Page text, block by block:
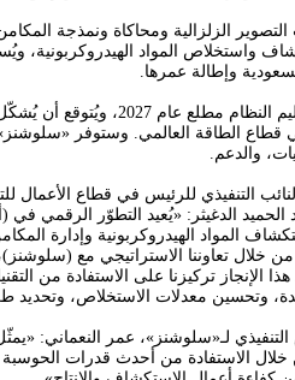
الزلزالية ومحاكاة ونمذجة
واستخلاص المواد الهيدروكربونية،
وإطالة عمرها.
ومن المقرر أن يبدأ تسليم
قطاع الطاقة العالمي. وستوفر
والدعم.
التنفيذي للرئيس في قطاع الأعمال
الحميد الدغيثر: «يُعيد التطوّر الرقمي
المواد الهيدروكربونية وإدارة
من خلال تعاوننا الاستراتيجي مع
الإنجاز تركيزنا على الاستفادة من
وتحسين معدلات الاستخلاص، وتحديد
لـ«سلوشنز»، عمر النعماني:
الاستفادة من أحدث قدرات الحوسبة